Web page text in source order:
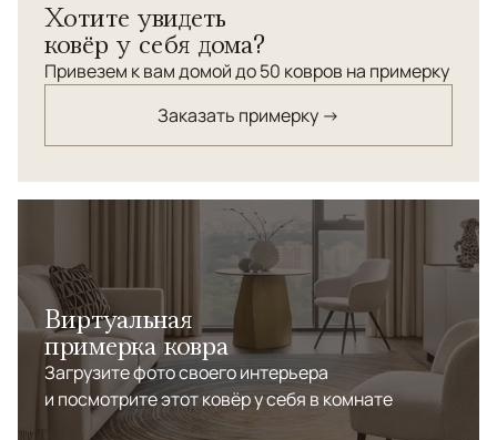
Хотите увидеть
ковёр у себя дома?
Привезем к вам домой до 50 ковров на примерку
Заказать примерку →
Виртуальная
примерка ковра
Загрузите фото своего интерьера
и посмотрите этот ковёр у себя в комнате